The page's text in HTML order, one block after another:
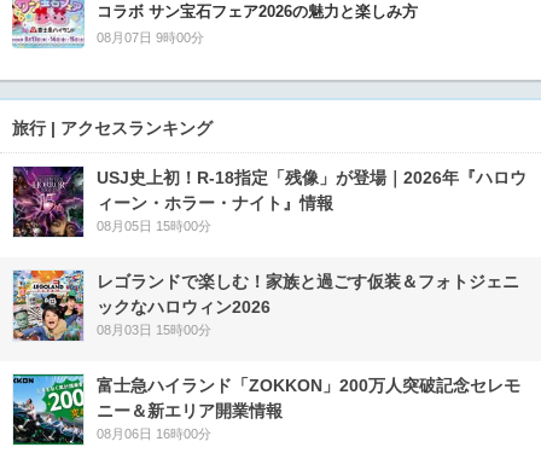
コラボ サン宝石フェア2026の魅力と楽しみ方
08月07日 9時00分
旅行 | アクセスランキング
USJ史上初！R-18指定「残像」が登場｜2026年『ハロウ
ィーン・ホラー・ナイト』情報
08月05日 15時00分
レゴランドで楽しむ！家族と過ごす仮装＆フォトジェニ
ックなハロウィン2026
08月03日 15時00分
富士急ハイランド「ZOKKON」200万人突破記念セレモ
ニー＆新エリア開業情報
08月06日 16時00分